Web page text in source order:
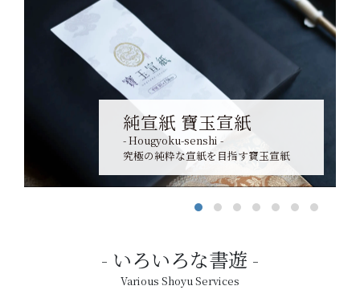
純宣紙 寶玉宣紙
- Hougyoku-senshi -
究極の純粋な宣紙を目指す寶玉宣紙
いろいろな書遊
Various Shoyu Services